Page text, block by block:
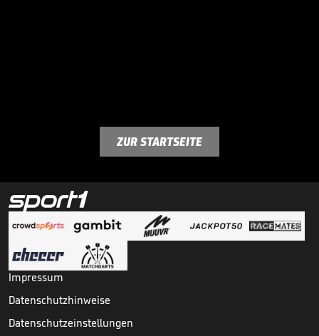
ZUR STARTSEITE
Impressum
Datenschutzhinweise
Datenschutzeinstellungen